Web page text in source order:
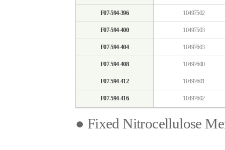
F07-594-396 10497502
F07-594-400 10497503
F07-594-404 10497603
F07-594-408 10497600
F07-594-412 10497601
F07-594-416 10497602
● Fixed Nitrocellulose